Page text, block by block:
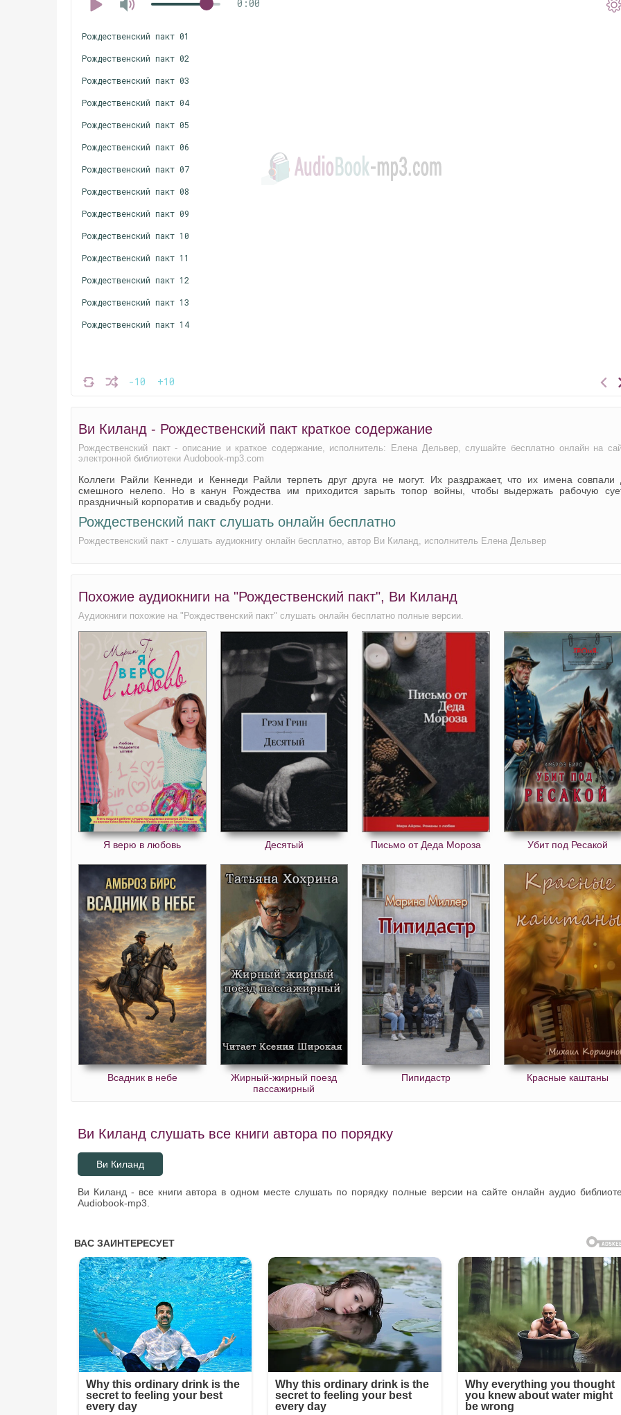
0:00
-10 +10
Рождественский пакт 01
Рождественский пакт 02
Рождественский пакт 03
Рождественский пакт 04
Рождественский пакт 05
Рождественский пакт 06
Рождественский пакт 07
Рождественский пакт 08
Рождественский пакт 09
Рождественский пакт 10
Рождественский пакт 11
Рождественский пакт 12
Рождественский пакт 13
Рождественский пакт 14
Ви Киланд - Рождественский пакт краткое содержание
Рождественский пакт - описание и краткое содержание, исполнитель: Елена Дельвер, слушайте бесплатно онлайн на
электронной библиотеки Audobook-mp3.com
Коллеги Райли Кеннеди и Кеннеди Райли терпеть друг друга не могут. Их раздражает, что их имена совпали
смешного нелепо. Но в канун Рождества им приходится зарыть топор войны, чтобы выдержать рабочую
праздничный корпоратив и свадьбу родни.
Рождественский пакт слушать онлайн бесплатно
Рождественский пакт - слушать аудиокнигу онлайн бесплатно, автор Ви Киланд, исполнитель Елена Дельвер
Похожие аудиокниги на "Рождественский пакт", Ви Киланд
Аудиокниги похожие на "Рождественский пакт" слушать онлайн бесплатно полные версии.
Я верю в любовь Десятый Письмо от Деда Мороза Убит под Ресакой
Всадник в небе
Жирный-жирный поезд
пассажирный
Пипидастр Красные каштаны
Ви Киланд слушать все книги автора по порядку
Ви Киланд
Ви Киланд - все книги автора в одном месте слушать по порядку полные версии на сайте онлайн аудио
Audiobook-mp3.